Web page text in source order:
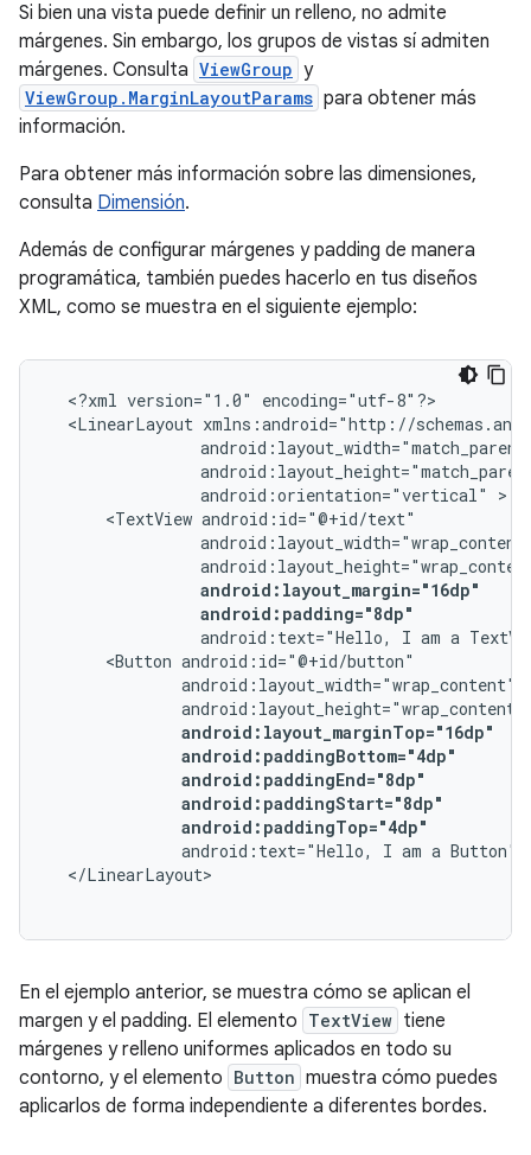
Si bien una vista puede definir un relleno, no admite
márgenes. Sin embargo, los grupos de vistas sí admiten
márgenes. Consulta ViewGroup y
ViewGroup.MarginLayoutParams para obtener más
información.
Para obtener más información sobre las dimensiones,
consulta Dimensión.
Además de configurar márgenes y padding de manera
programática, también puedes hacerlo en tus diseños
XML, como se muestra en el siguiente ejemplo:
<?xml version="1.0"
<LinearLayout
android:orientation="vertical"
<TextView
android:padding="8dp"
android:text="Hello,
I am a
<Button
android:paddingTop="4dp"
android:text="Hello,
I am a Button"
En el ejemplo anterior, se muestra cómo se aplican el
margen y el padding. El elemento TextView tiene
márgenes y relleno uniformes aplicados en todo su
contorno, y el elemento Button muestra cómo puedes
aplicarlos de forma independiente a diferentes bordes.